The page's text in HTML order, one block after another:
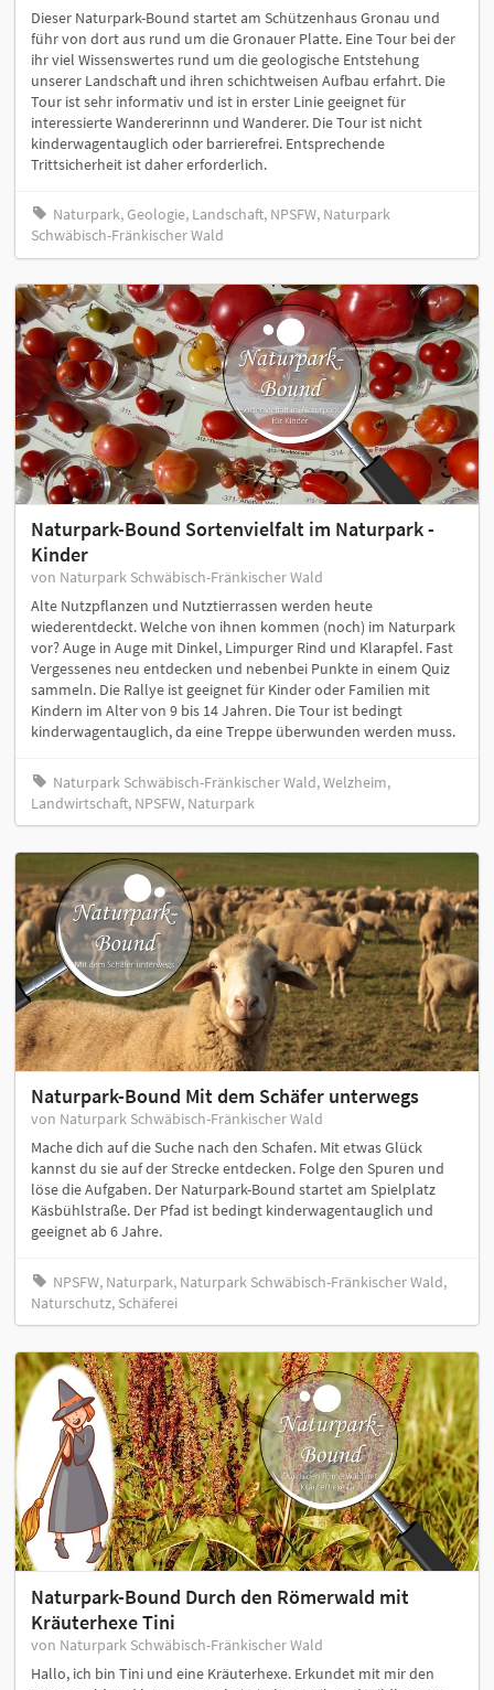
Dieser Naturpark-Bound startet am Schützenhaus Gronau und
führ von dort aus rund um die Gronauer Platte. Eine Tour bei der
ihr viel Wissenswertes rund um die geologische Entstehung
unserer Landschaft und ihren schichtweisen Aufbau erfahrt. Die
Tour ist sehr informativ und ist in erster Linie geeignet für
interessierte Wandererinnn und Wanderer. Die Tour ist nicht
kinderwagentauglich oder barrierefrei. Entsprechende
Trittsicherheit ist daher erforderlich.
Naturpark, Geologie, Landschaft, NPSFW, Naturpark
Schwäbisch-Fränkischer Wald
Naturpark-Bound Sortenvielfalt im Naturpark -
Kinder
von Naturpark Schwäbisch-Fränkischer Wald
Alte Nutzpflanzen und Nutztierrassen werden heute
wiederentdeckt. Welche von ihnen kommen (noch) im Naturpark
vor? Auge in Auge mit Dinkel, Limpurger Rind und Klarapfel. Fast
Vergessenes neu entdecken und nebenbei Punkte in einem Quiz
sammeln. Die Rallye ist geeignet für Kinder oder Familien mit
Kindern im Alter von 9 bis 14 Jahren. Die Tour ist bedingt
kinderwagentauglich, da eine Treppe überwunden werden muss.
Naturpark Schwäbisch-Fränkischer Wald, Welzheim,
Landwirtschaft, NPSFW, Naturpark
Naturpark-Bound Mit dem Schäfer unterwegs
von Naturpark Schwäbisch-Fränkischer Wald
Mache dich auf die Suche nach den Schafen. Mit etwas Glück
kannst du sie auf der Strecke entdecken. Folge den Spuren und
löse die Aufgaben. Der Naturpark-Bound startet am Spielplatz
Käsbühlstraße. Der Pfad ist bedingt kinderwagentauglich und
geeignet ab 6 Jahre.
NPSFW, Naturpark, Naturpark Schwäbisch-Fränkischer Wald,
Naturschutz, Schäferei
Naturpark-Bound Durch den Römerwald mit
Kräuterhexe Tini
von Naturpark Schwäbisch-Fränkischer Wald
Hallo, ich bin Tini und eine Kräuterhexe. Erkundet mit mir den